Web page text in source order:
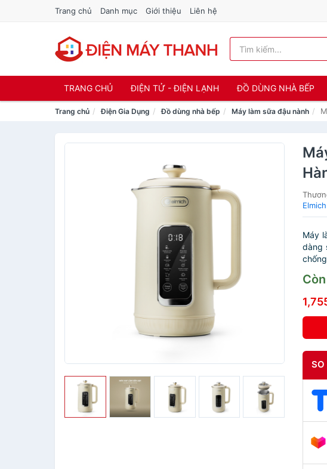
Trang chủ Danh mục Giới thiệu Liên hệ
TRANG CHỦ ĐIỆN TỬ - ĐIỆN LẠNH ĐỒ DÙNG NHÀ BẾP
Trang chủ Điện Gia Dụng Đồ dùng nhà bếp Máy làm sữa đậu nành
Elmich
Máy
dàng
SO